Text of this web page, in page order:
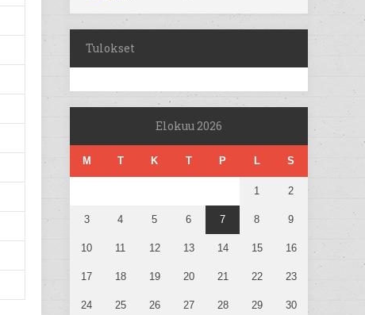
Tulokset
Elokuu 2026
M T K T P L S
1 2
3 4 5 6 7 8 9
10 11 12 13 14 15 16
17 18 19 20 21 22 23
24 25 26 27 28 29 30